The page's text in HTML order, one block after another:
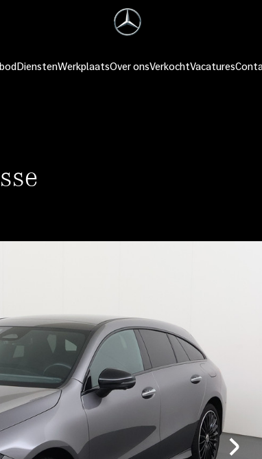
DienstenWerkplaatsOver onsVerkochtVacatures